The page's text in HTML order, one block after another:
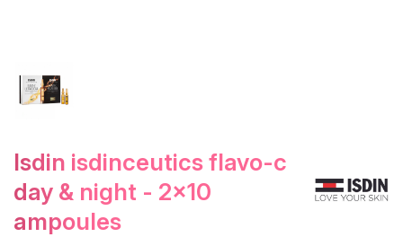
isdin isdinceutics flavo-c
day & night - 2x10
ampoules